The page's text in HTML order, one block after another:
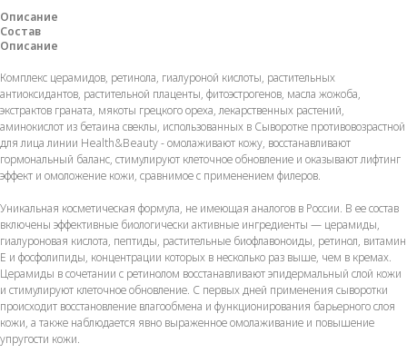
Описание
Состав
Описание
Комплекс церамидов, ретинола, гиалуроной кислоты, растительных
антиоксидантов, растительной плаценты, фитоэстрогенов, масла жожоба,
экстрактов граната, мякоты грецкого ореха, лекарственных растений,
аминокислот из бетаина свеклы, использованных в Сыворотке противовозрастной
для лица линии Health&Beauty - омолаживают кожу, восстанавливают
гормональный баланс, стимулируют клеточное обновление и оказывают лифтинг
эффект и омоложение кожи, сравнимое с применением филеров.
Уникальная косметическая формула, не имеющая аналогов в России. В ее состав
включены эффективные биологически активные ингредиенты — церамиды,
гиалуроновая кислота, пептиды, растительные биофлавоноиды, ретинол, витамин
Е и фосфолипиды, концентрации которых в несколько раз выше, чем в кремах.
Церамиды в сочетании с ретинолом восстанавливают эпидермальный слой кожи
и стимулируют клеточное обновление. С первых дней применения сыворотки
происходит восстановление влагообмена и функционирования барьерного слоя
кожи, а также наблюдается явно выраженное омолаживание и повышение
упругости кожи.